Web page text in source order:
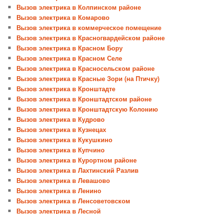
Вызов электрика в Колпинском районе
Вызов электрика в Комарово
Вызов электрика в коммерческое помещение
Вызов электрика в Красногвардейском районе
Вызов электрика в Красном Бору
Вызов электрика в Красном Селе
Вызов электрика в Красносельском районе
Вызов электрика в Красные Зори (на Птичку)
Вызов электрика в Кронштадте
Вызов электрика в Кронштадтском районе
Вызов электрика в Кронштадтскую Колонию
Вызов электрика в Кудрово
Вызов электрика в Кузнецах
Вызов электрика в Кукушкино
Вызов электрика в Купчино
Вызов электрика в Курортном районе
Вызов электрика в Лахтинский Разлив
Вызов электрика в Левашово
Вызов электрика в Ленино
Вызов электрика в Ленсоветовском
Вызов электрика в Лесной